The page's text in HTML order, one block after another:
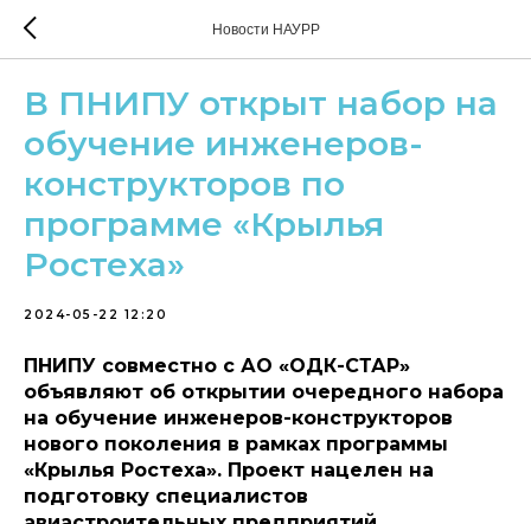
Новости НАУРР
В ПНИПУ открыт набор на
обучение инженеров-
конструкторов по
программе «Крылья
Ростеха»
2024-05-22 12:20
ПНИПУ совместно с АО «ОДК-СТАР»
объявляют об открытии очередного набора
на обучение инженеров-конструкторов
нового поколения в рамках программы
«Крылья Ростеха». Проект нацелен на
подготовку специалистов